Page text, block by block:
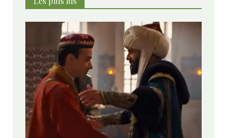
décarbonation industrielle.